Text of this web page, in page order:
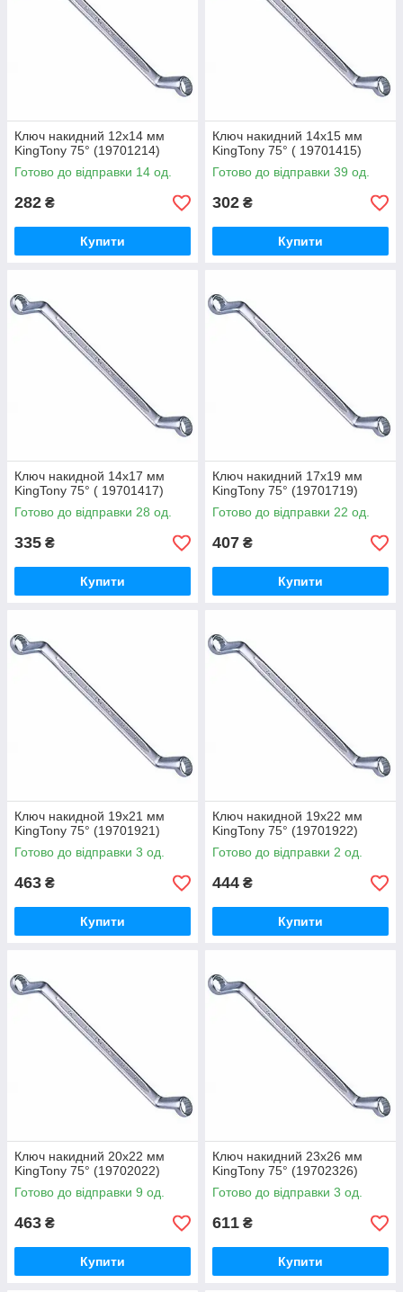
Ключ накидний 12х14 мм
KingTony 75° (19701214)
Готово до відправки 14 од.
282 ₴
Купити
Ключ накидний 14х15 мм
KingTony 75° ( 19701415)
Готово до відправки 39 од.
302 ₴
Купити
Ключ накидной 14х17 мм
KingTony 75° ( 19701417)
Готово до відправки 28 од.
335 ₴
Купити
Ключ накидний 17х19 мм
KingTony 75° (19701719)
Готово до відправки 22 од.
407 ₴
Купити
Ключ накидной 19х21 мм
KingTony 75° (19701921)
Готово до відправки 3 од.
463 ₴
Купити
Ключ накидной 19х22 мм
KingTony 75° (19701922)
Готово до відправки 2 од.
444 ₴
Купити
Ключ накидний 20х22 мм
KingTony 75° (19702022)
Готово до відправки 9 од.
463 ₴
Купити
Ключ накидний 23х26 мм
KingTony 75° (19702326)
Готово до відправки 3 од.
611 ₴
Купити